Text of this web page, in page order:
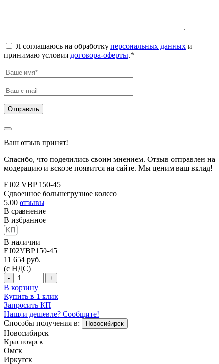
Я соглашаюсь на обработку персональных данных и
принимаю условия договора-оферты.*
Ваш отзыв принят!
Спасибо, что поделились своим мнением. Отзыв отправлен на
модерацию и вскоре появится на сайте. Мы ценим ваш вклад!
EJ02 VBP 150-45
Сдвоенное большегрузное колесо
5.00 отзывы
В сравнение
В избранное
В наличии
EJ02VBP150-45
11 654 руб.
(с НДС)
- +
В корзину
Купить в 1 клик
Запросить КП
Нашли дешевле? Сообщите!
Способы получения в:
Новосибирск
Новосибирск
Красноярск
Омск
Иркутск